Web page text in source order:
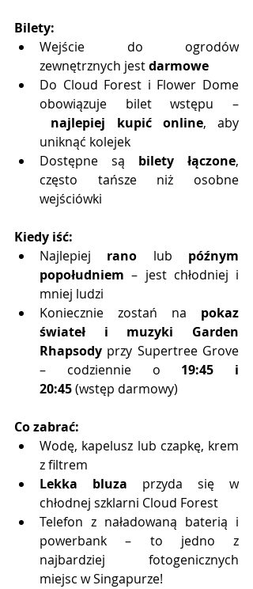
Bilety:
Wejście do ogrodów
zewnętrznych jest darmowe
Do Cloud Forest i Flower Dome
obowiązuje bilet wstępu –
najlepiej kupić online, aby
uniknąć kolejek
Dostępne są bilety łączone,
często tańsze niż osobne
wejściówki
Kiedy iść:
Najlepiej rano lub późnym
popołudniem – jest chłodniej i
mniej ludzi
Koniecznie zostań na pokaz
świateł i muzyki Garden
Rhapsody przy Supertree Grove
– codziennie o 19:45 i
20:45 (wstęp darmowy)
Co zabrać:
Wodę, kapelusz lub czapkę, krem
z filtrem
Lekka bluza przyda się w
chłodnej szklarni Cloud Forest
Telefon z naładowaną baterią i
powerbank – to jedno z
najbardziej fotogenicznych
miejsc w Singapurze!